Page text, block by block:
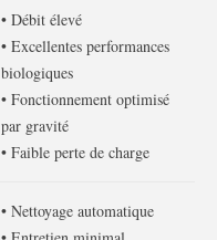
• Débit élevé
• Excellentes performances
biologiques
• Fonctionnement optimisé
par gravité
• Faible perte de charge
• Nettoyage automatique